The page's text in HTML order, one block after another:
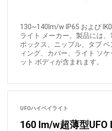
130~140lm/w IP65 および
ライト メーカー。製品には
ボックス、ニップル、タブ
ィング、カバー、ライト ソ
ット ボディが含まれます。
UFOハイベイライト
160 lm/w超薄型UFO